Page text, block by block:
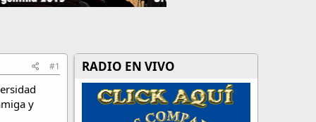
#1
y
RADIO EN VIVO